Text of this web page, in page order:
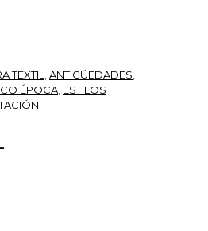
TEXTIL ANTIGÜEDADES
ÉPOCA ESTILOS